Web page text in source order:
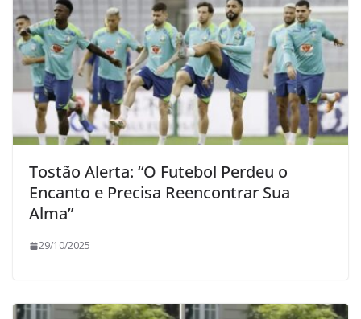
Tostão Alerta: “O Futebol Perdeu o
Encanto e Precisa Reencontrar Sua
Alma”
29/10/2025